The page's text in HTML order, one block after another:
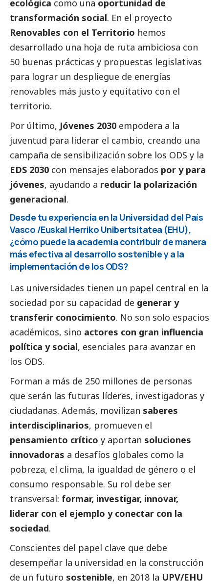
ecológica como una oportunidad de
transformación social. En el proyecto
Renovables con el Territorio hemos
desarrollado una hoja de ruta ambiciosa con
50 buenas prácticas y propuestas legislativas
para lograr un despliegue de energías
renovables más justo y equitativo con el
territorio.
Por último, Jóvenes 2030 empodera a la
juventud para liderar el cambio, creando una
campaña de sensibilización sobre los ODS y la
EDS 2030 con mensajes elaborados por y para
jóvenes, ayudando a reducir la polarización
generacional.
Desde tu experiencia en la Universidad del País
Vasco /Euskal Herriko Unibertsitatea (EHU),
¿cómo puede la academia contribuir de manera
más efectiva al desarrollo sostenible y a la
implementación de los ODS?
Las universidades tienen un papel central en la
sociedad por su capacidad de generar y
transferir conocimiento. No son solo espacios
académicos, sino actores con gran influencia
política y social, esenciales para avanzar en
los ODS.
Forman a más de 250 millones de personas
que serán las futuras líderes, investigadoras y
ciudadanas. Además, movilizan saberes
interdisciplinarios, promueven el
pensamiento crítico y aportan soluciones
innovadoras a desafíos globales como la
pobreza, el clima, la igualdad de género o el
consumo responsable. Su rol debe ser
transversal: formar, investigar, innovar,
liderar con el ejemplo y conectar con la
sociedad.
Conscientes del papel clave que debe
desempeñar la universidad en la construcción
de un futuro sostenible, en 2018 la UPV/EHU